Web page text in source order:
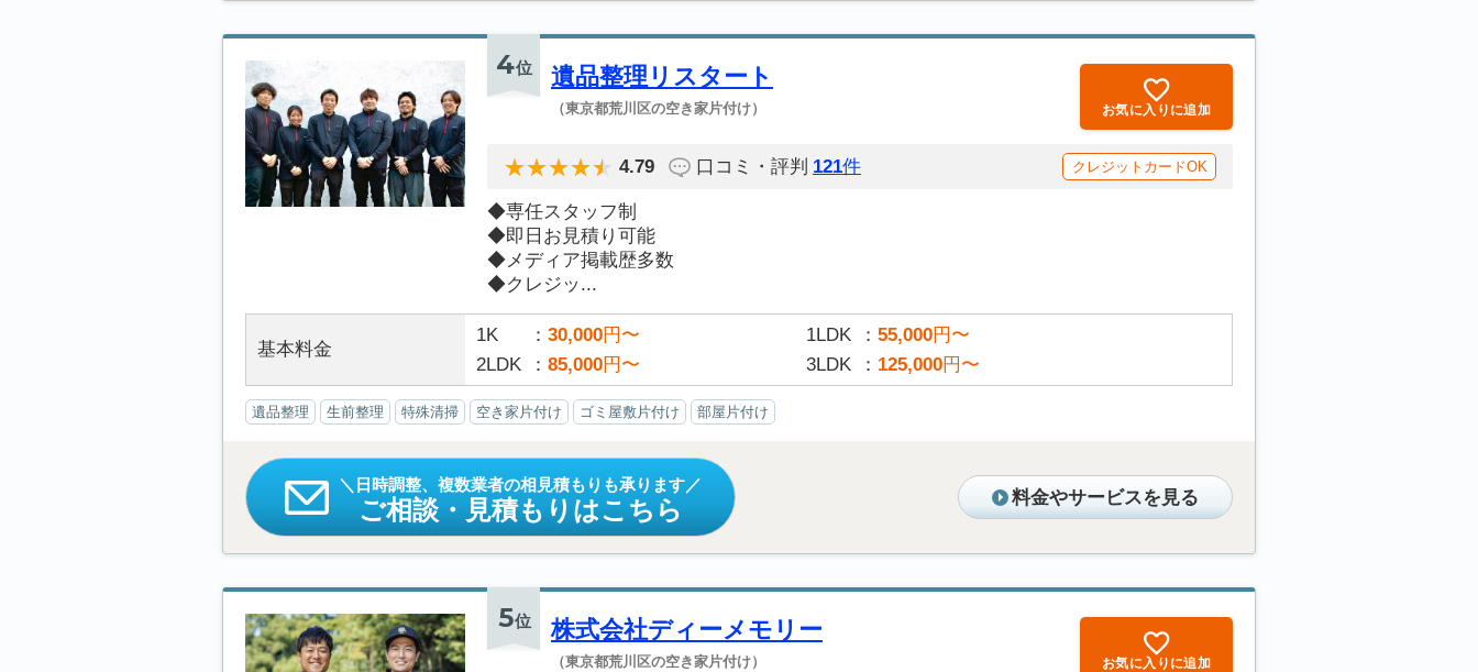
4位 遺品整理リスタート
（東京都荒川区の空き家片付け） お気に入りに追加
4.79 口コミ・評判 121件 クレジットカードOK
◆専任スタッフ制
◆即日お見積り可能
◆メディア掲載歴多数
◆クレジッ...
基本料金
1K 30,000円〜 1LDK 55,000円〜
2LDK
85,000円〜 3LDK 125,000円〜
遺品整理 生前整理 特殊清掃 空き家片付け ゴミ屋敷片付け 部屋片付け
日時調整、複数業者の相見積もりも承ります
ご相談・見積もりはこちら 料金やサービスを見る
5位 株式会社ディーメモリー
（東京都荒川区の空き家片付け） お気に入りに追加